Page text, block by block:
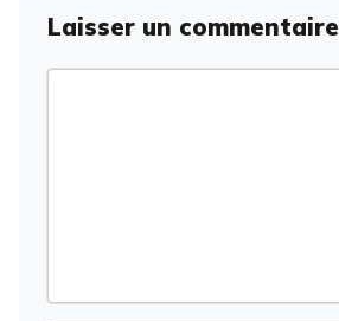
Laisser un commentaire